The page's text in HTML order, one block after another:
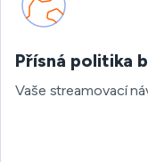
Přísná politika
Vaše streamovací